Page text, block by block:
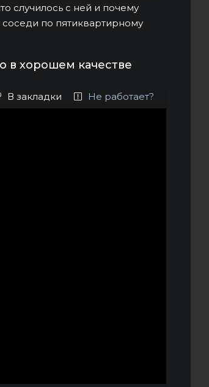
случилось с ней и почему
соседи по пятиквартирному
в хорошем качестве
В закладки Не работает?